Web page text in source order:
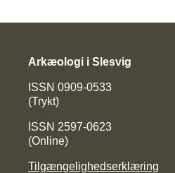
Arkæologi i Slesvig
ISSN 0909-0533
(Trykt)
ISSN 2597-0623
(Online)
Tilgængelighedserklæring